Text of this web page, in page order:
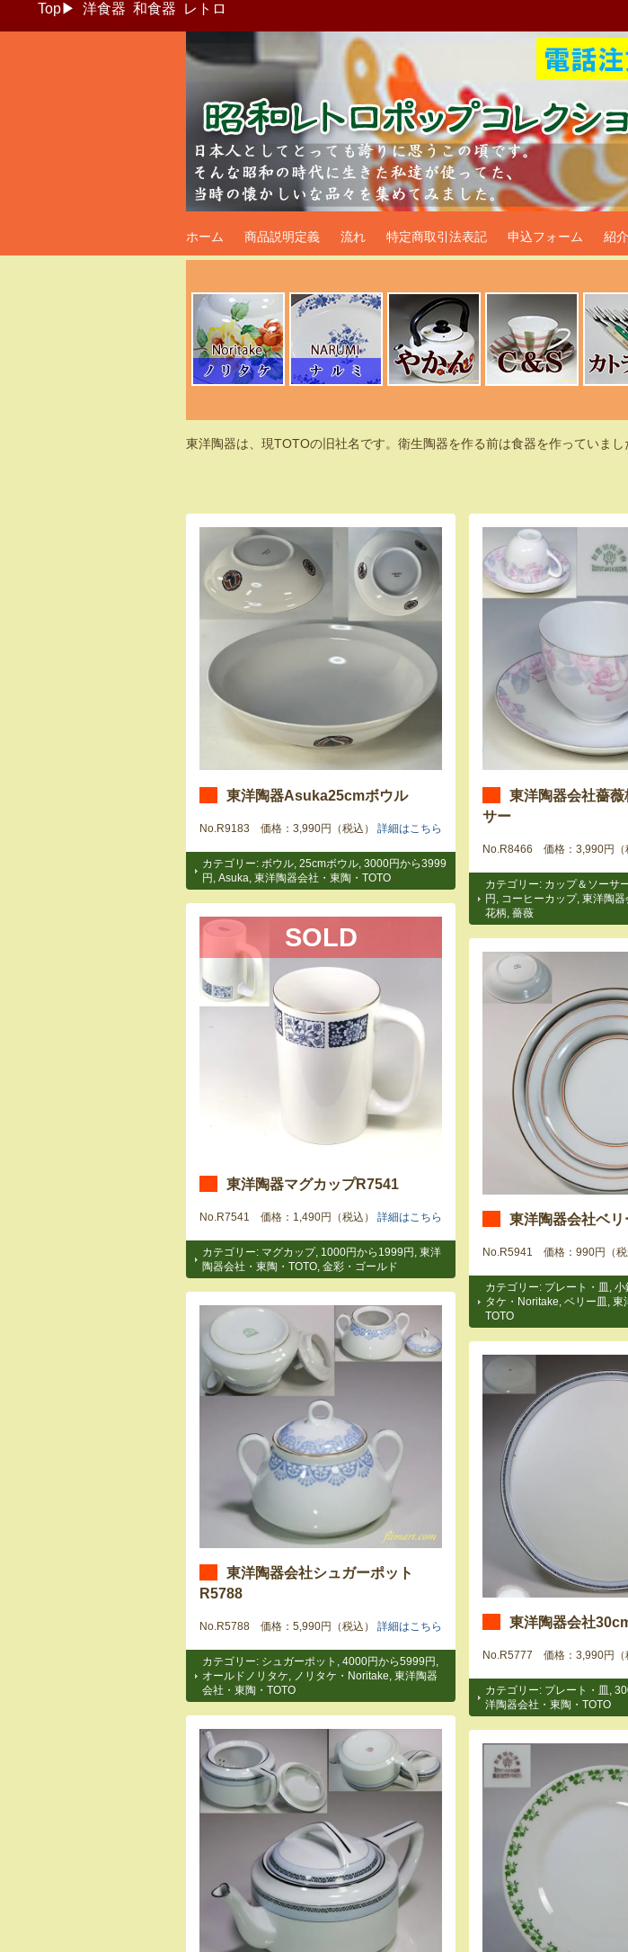
Top▶ 洋食器 和食器 レトロ
昭和レトロポップ食器生活雑貨
ホーム 商品説明定義 流れ 特定商取引法表記 申込フォーム 紹介
東洋陶器は、現TOTOの旧社名です。衛生陶器を作る前は食器を作っていまし
東洋陶器Asuka25cmボウル
No.R9183 価格：3,990円（税込） 詳細はこちら
カテゴリー: ボウル 25cmボウル 3000円から3999
円
Asuka 東洋陶器会社・東陶・TOTO
東洋陶器会社薔
サー
No.R8466 価格：3,990円（
カテゴリー: カップ＆ソーサ
円
コーヒーカップ, 東洋陶器
花柄 薔薇
SOLD
東洋陶器マグカップR7541
No.R7541 価格：1,490円（税込） 詳細はこちら
カテゴリー: マグカップ, 1000円から1999円
東洋
陶器会社・東陶・TOTO 金彩・ゴールド
東洋陶器会社ベ
No.R5941 価格：990円（税
カテゴリー: プレート・皿 小
タケ・Noritake ベリー皿
東
TOTO
東洋陶器会社シュガーポット
R5788
No.R5788 価格：5,990円（税込） 詳細はこちら
カテゴリー: シュガーポット 4000円から5999円
オールドノリタケ
ノリタケ・Noritake 東洋陶器
会社・東陶・TOTO
東洋陶器会社
No.R5777 価格：3,990円（
カテゴリー: プレート・皿
洋陶器会社・東陶・TOTO